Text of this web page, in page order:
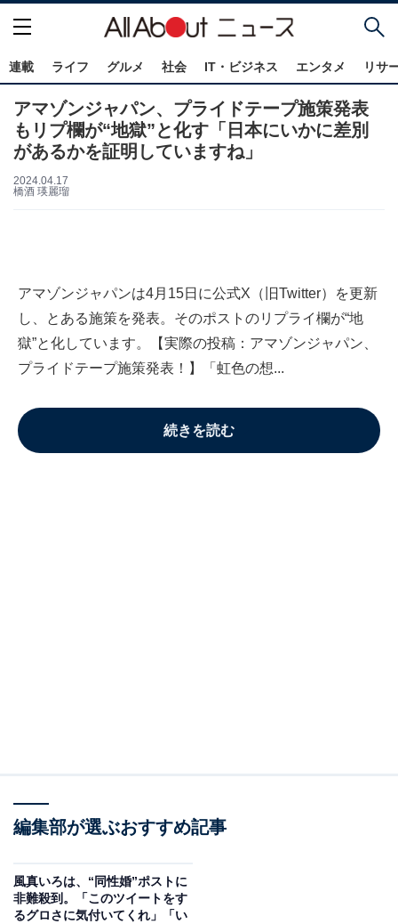
連載 ライフ グルメ 社会 IT・ビジネス エンタメ リサ
アマゾンジャパン、プライドテープ施策発表
もリプ欄が“地獄”と化す「日本にいかに差別
があるかを証明していますね」
2024.04.17
橋酒 瑛麗瑠
アマゾンジャパンは4月15日に公式X（旧Twitter）を更新
し、とある施策を発表。そのポストのリプライ欄が“地
獄”と化しています。【実際の投稿：アマゾンジャパン、
プライドテープ施策発表！】「虹色の想...
続きを読む
編集部が選ぶおすすめ記事
風真いろは、“同性婚”ポストに
非難殺到。「このツイートをす
るグロさに気付いてくれ」「い